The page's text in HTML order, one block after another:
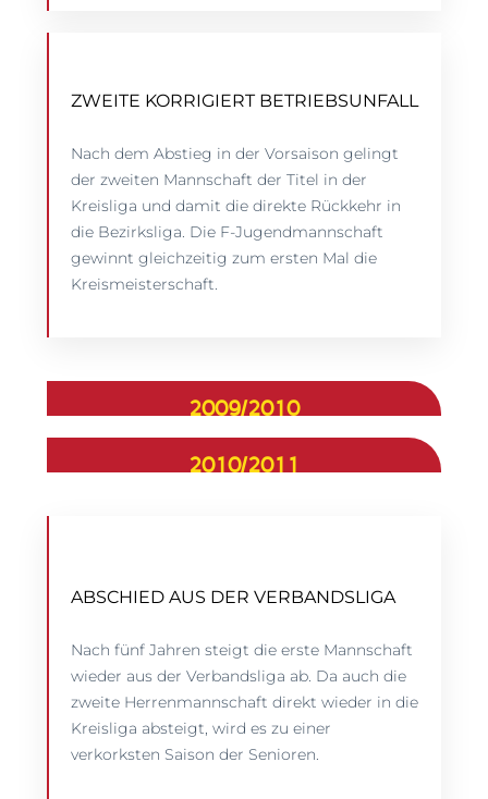
ZWEITE KORRIGIERT BETRIEBSUNFALL
Nach dem Abstieg in der Vorsaison gelingt
der zweiten Mannschaft der Titel in der
Kreisliga und damit die direkte Rückkehr in
die Bezirksliga. Die F-Jugendmannschaft
gewinnt gleichzeitig zum ersten Mal die
Kreismeisterschaft.
2009/2010
2010/2011
ABSCHIED AUS DER VERBANDSLIGA
Nach fünf Jahren steigt die erste Mannschaft
wieder aus der Verbandsliga ab. Da auch die
zweite Herrenmannschaft direkt wieder in die
Kreisliga absteigt, wird es zu einer
verkorksten Saison der Senioren.